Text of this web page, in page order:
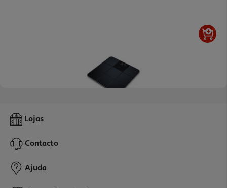
Balança Wc Electrónica Beurer Gs235 Preto Anti Slip
32,99 €
Lojas
Contacto
Ajuda